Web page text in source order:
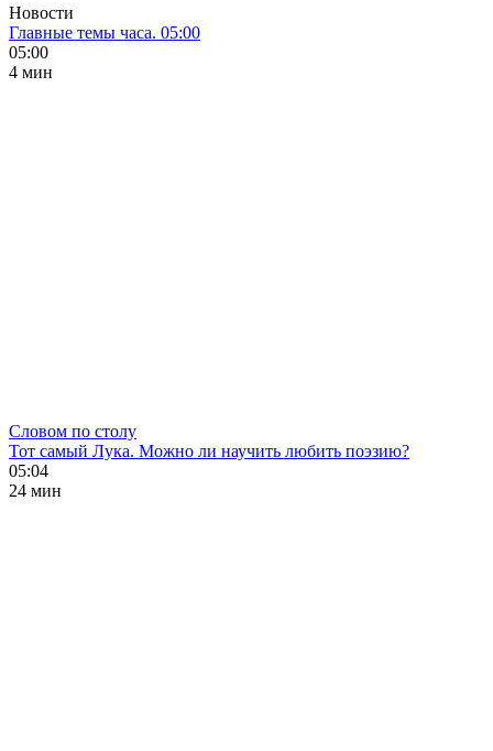
Новости
Главные темы часа. 05:00
05:00
4 мин
Словом по столу
Тот самый Лука. Можно ли научить любить поэзию?
05:04
24 мин